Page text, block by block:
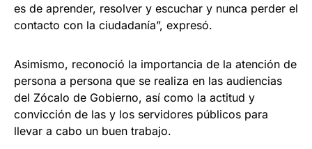
es de aprender, resolver y escuchar y nunca perder el
contacto con la ciudadanía”, expresó.
Asimismo, reconoció la importancia de la atención de
persona a persona que se realiza en las audiencias
del Zócalo de Gobierno, así como la actitud y
convicción de las y los servidores públicos para
llevar a cabo un buen trabajo.